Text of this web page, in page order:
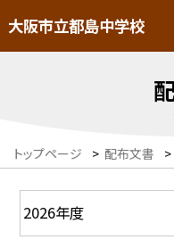
大阪市立都島中学校
トップページ > 配布文書 >